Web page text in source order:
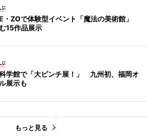
・ZOで体験型イベント「魔法の美術館」
15作品展示
学館で「大ピンチ展！」 九州初、福岡オ
展示も
もっと見る